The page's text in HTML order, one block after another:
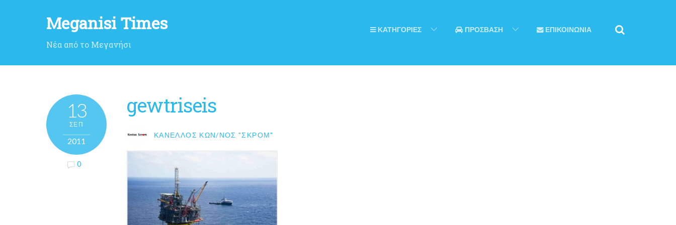
Meganisi Times
Νέα από το Μεγανήσι
ΚΑΤΗΓΟΡΙΕΣ ΠΡΟΣΒΑΣΗ ΕΠΙΚΟΙΝΩΝΙΑ
13
ΣΕΠ
2011
0
gewtriseis
ΚΑΝΈΛΛΟΣ ΚΩΝ/ΝΟΣ "ΣΚΡΟΜ"